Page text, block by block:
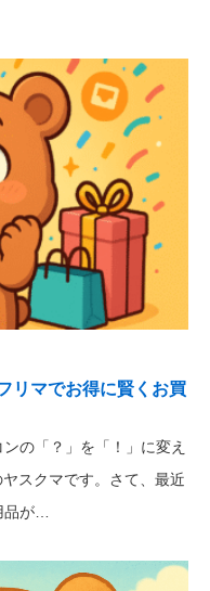
リマでお得に賢くお買
の「？」を「！」に変え
スクマです。さて、最近
が…